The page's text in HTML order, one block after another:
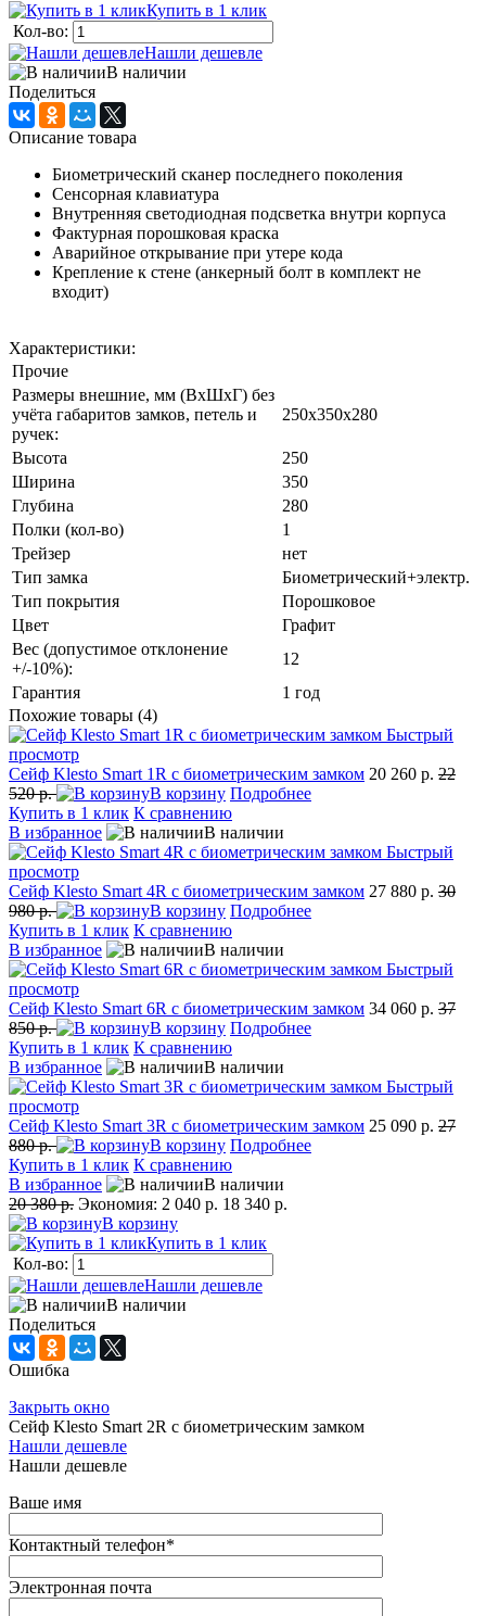
Купить в 1 клик
Кол-во:
Нашли дешевле
В наличии
Поделиться
Описание товара
Биометрический сканер последнего поколения
Сенсорная клавиатура
Внутренняя светодиодная подсветка внутри корпуса
Фактурная порошковая краска
Аварийное открывание при утере кода
Крепление к стене (анкерный болт в комплект не
входит)
Характеристики:
Прочие
Размеры внешние, мм (ВхШхГ) без
учёта габаритов замков, петель и
ручек:
250x350x280
Высота
250
Ширина
350
Глубина
280
Полки (кол-во)
1
Трейзер
нет
Тип замка
Биометрический+электр.
Тип покрытия
Порошковое
Цвет
Графит
Вес (допустимое отклонение
+/-10%):
12
Гарантия
1 год
Похожие товары (4)
Быстрый
просмотр
Сейф Klesto Smart 1R с биометрическим замком 20 260 р. 22
520 р.
В корзину Подробнее
Купить в 1 клик К сравнению
В избранное
В наличии
Быстрый
просмотр
Сейф Klesto Smart 4R с биометрическим замком 27 880 р. 30
980 р.
В корзину Подробнее
Купить в 1 клик К сравнению
В избранное
В наличии
Быстрый
просмотр
Сейф Klesto Smart 6R с биометрическим замком 34 060 р. 37
850 р.
В корзину Подробнее
Купить в 1 клик К сравнению
В избранное
В наличии
Быстрый
просмотр
Сейф Klesto Smart 3R с биометрическим замком 25 090 р. 27
880 р.
В корзину Подробнее
Купить в 1 клик К сравнению
В избранное
В наличии
20 380 р. Экономия: 2 040 р. 18 340 р.
В корзину
Купить в 1 клик
Кол-во:
Нашли дешевле
В наличии
Поделиться
Ошибка
Закрыть окно
Сейф Klesto Smart 2R с биометрическим замком
Нашли дешевле
Нашли дешевле
Ваше имя
Контактный телефон*
Электронная почта